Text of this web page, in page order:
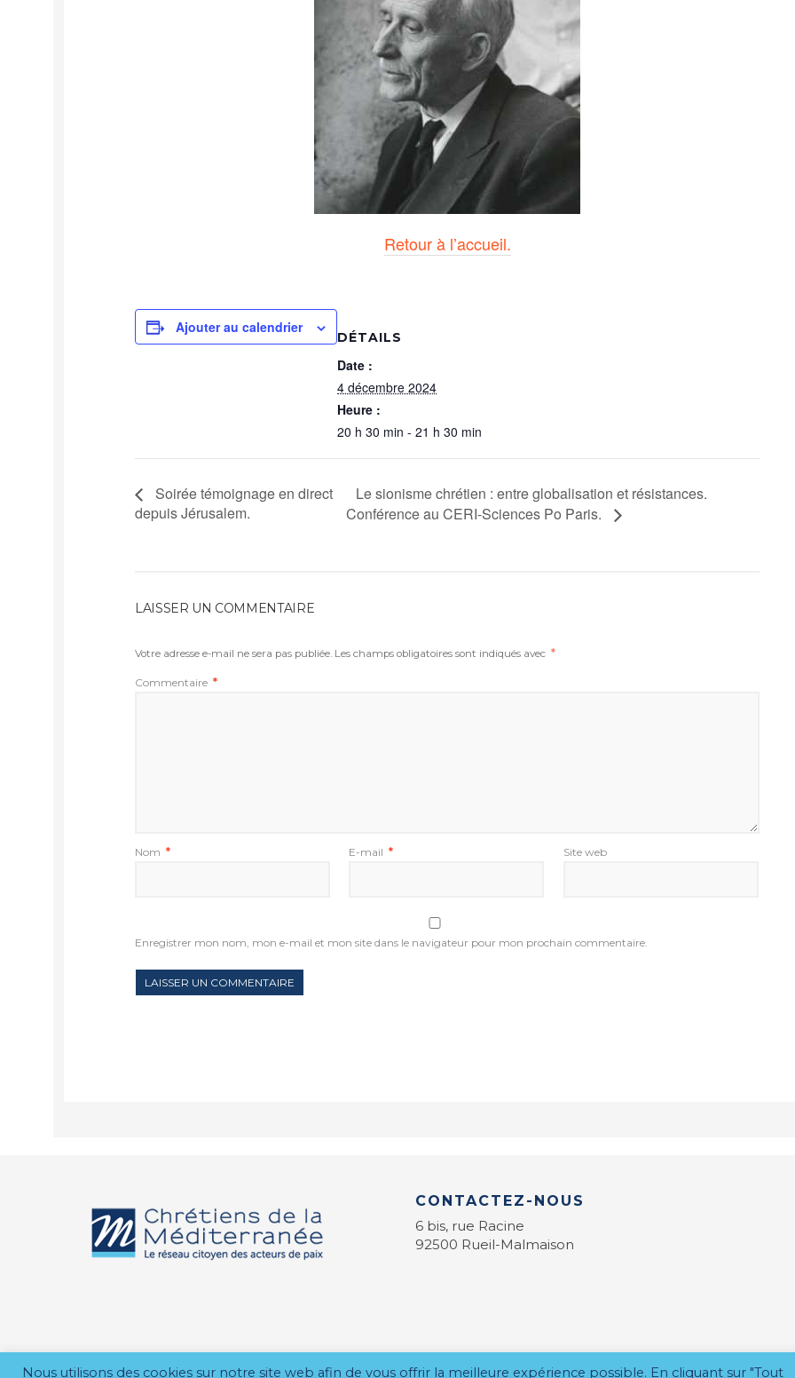
Retour à l’accueil.
Ajouter au calendrier
DÉTAILS
Date :
4 décembre 2024
Heure :
20 h 30 min - 21 h 30 min
Soirée témoignage en direct
depuis Jérusalem.
Le sionisme chrétien : entre globalisation et résistances.
Conférence au CERI-Sciences Po Paris.
LAISSER UN COMMENTAIRE
Votre adresse e-mail ne sera pas publiée. Les champs obligatoires sont indiqués avec *
Commentaire *
Nom * E-mail * Site web
Enregistrer mon nom, mon e-mail et mon site dans le navigateur pour mon prochain commentaire.
CONTACTEZ-NOUS
6 bis, rue Racine
92500 Rueil-Malmaison
Nous utilisons des cookies sur notre site web afin de vous offrir la meilleure expérience possible. En cliquant sur "Tout